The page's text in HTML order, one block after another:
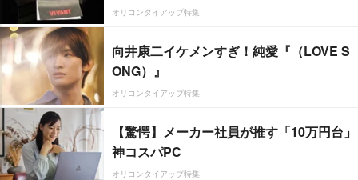
オリコンタイアップ特集
向井康二イケメンすぎ！純愛『（LOVE S
ONG）』
オリコンタイアップ特集
【驚愕】メーカー社員が推す「10万円台」
神コスパPC
オリコンタイアップ特集